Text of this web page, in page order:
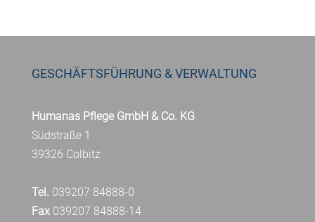
GESCHÄFTSFÜHRUNG & VERWALTUNG
Humanas Pflege GmbH & Co. KG
Südstraße 1
39326 Colbitz
Tel. 039207 84888-0
Fax039207 84888-14